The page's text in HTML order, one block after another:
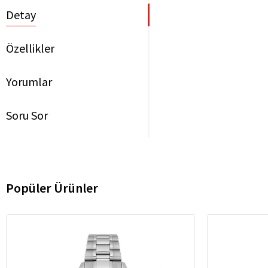
Detay
Özellikler
Yorumlar
Soru Sor
Popüler Ürünler